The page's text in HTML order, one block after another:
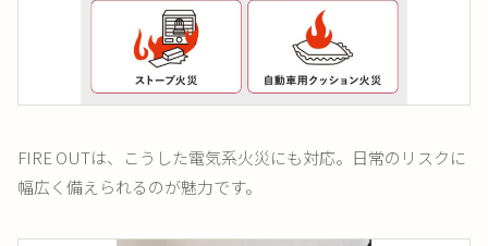
FIRE OUTは、こうした電気系火災にも対応。日常のリスクに
幅広く備えられるのが魅力です。